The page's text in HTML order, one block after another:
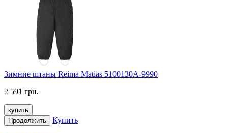
Зимние штаны Reima Matias 5100130A-9990
2 591 грн.
купить
Продолжить
Купить